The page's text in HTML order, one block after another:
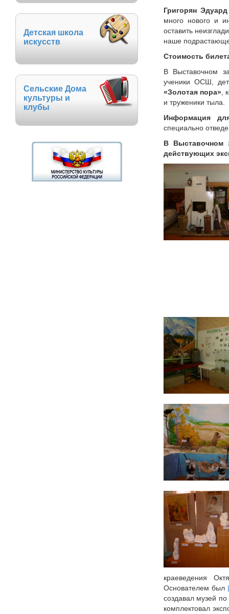
Детская школа
искусств
Сельские Дома
культуры и
клубы
Григорян
много нового и
оставить
наше
Стоимость
В Выставочном
ученики ОСШ,
«Золотая пора» ,
и труженики тыла.
Информация
специально
В Выставочном
действующих
краеведения
Основателем был
создавал музей
комплектовал